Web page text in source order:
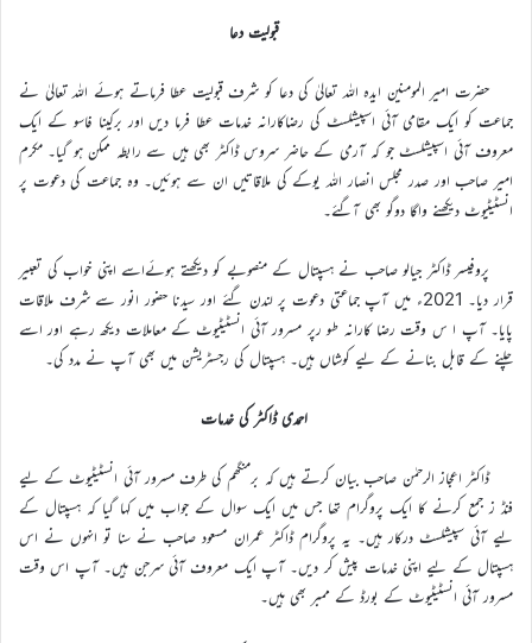
قبولیت دعا
حضرت امیر المومنین ایدہ اللہ تعالیٰ کی دعا کو شرف قبولیت عطا فرماتے ہوئے اللہ تعالیٰ نے
جماعت کو ایک مقامی آئی اسپیشلسٹ کی رضاکارانہ خدمات عطا فرما دیں اور برکینا فاسو کے ایک
معروف آئی اسپیشلسٹ جو کہ آرمی کے حاضر سروس ڈاکٹر بھی ہیں سے رابطہ ممکن ہو گیا۔ مکرم
امیر صاحب اور صدر مجلس انصار اللہ یوکے کی ملاقاتیں ان سے ہوئیں۔ وہ جماعت کی دعوت پر
انسٹیٹیوٹ دیکھنے واگا دوگو بھی آگئے۔
پروفیسر ڈاکٹر جیالو صاحب نے ہسپتال کے منصوبے کو دیکھتے ہوئےاسے اپنی خواب کی تعبیر
قرار دیا۔ 2021ء میں آپ جماعتی دعوت پر لندن گئے اور سیدنا حضور انور سے شرف ملاقات
پایا۔ آپ ا س وقت رضا کارانہ طو رپر مسرور آئی انسٹیٹیوٹ کے معاملات دیکھ رہے اور اسے
چلنے کے قابل بنانے کے لیے کوشاں ہیں۔ ہسپتال کی رجسٹریشن میں بھی آپ نے مدد کی۔
احمدی ڈاکٹر کی خدمات
ڈاکٹر اعجاز الرحمٰن صاحب بیان کرتے ہیں کہ برمنگھم کی طرف مسرور آئی انسٹیٹیوٹ کے لیے
فنڈ ز جمع کرنے کا ایک پروگرام تھا جس میں ایک سوال کے جواب میں کہا گیا کہ ہسپتال کے
لیے آئی سپیشلسٹ درکار ہیں۔ یہ پروگرام ڈاکٹر عمران مسعود صاحب نے سنا تو انہوں نے اس
ہسپتال کے لیے اپنی خدمات پیش کر دیں۔ آپ ایک معروف آئی سرجن ہیں۔ آپ اس وقت
مسرور آئی انسٹیٹیوٹ کے بورڈ کے ممبر بھی ہیں۔